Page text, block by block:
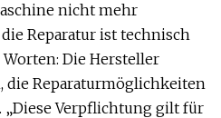
nicht mehr
Reparatur ist technisch
Die Hersteller
die Reparaturmöglichkeiten
„Diese Verpflichtung gilt für